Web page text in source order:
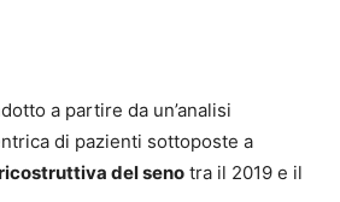
a partire da un’analisi
di pazienti sottoposte a
del seno tra il 2019 e il